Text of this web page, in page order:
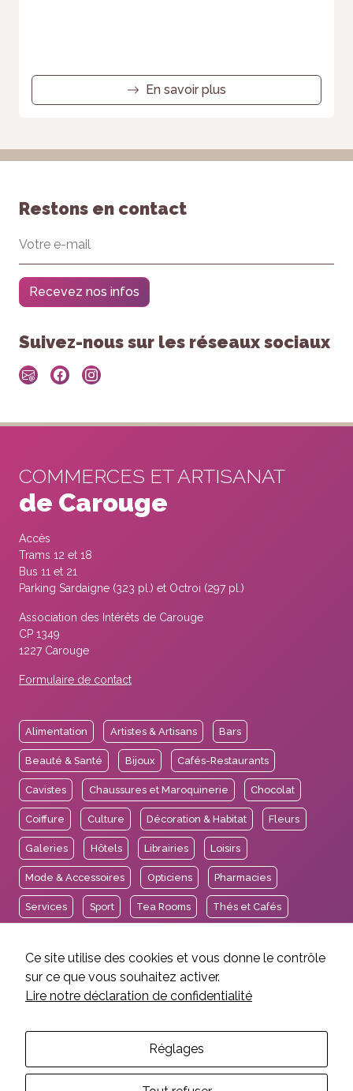
En savoir plus
Restons en contact
Recevez nos infos
Suivez-nous sur les réseaux sociaux
COMMERCES ET ARTISANAT
de Carouge
Accès
Trams 12 et 18
Bus 11 et 21
Parking Sardaigne (323 pl.) et Octroi (297 pl.)
Association des Intérêts de Carouge
CP 1349
1227 Carouge
Formulaire de contact
Alimentation Artistes & Artisans Bars
Beauté & Santé Bijoux Cafés-Restaurants
Cavistes Chaussures et Maroquinerie Chocolat
Coiffure Culture Décoration & Habitat Fleurs
Galeries Hôtels Librairies Loisirs
Mode & Accessoires Opticiens Pharmacies
Services Sport Tea Rooms Thés et Cafés
Mentions légales et crédits
Politique de confidentialité
Ce site utilise des cookies et vous donne le contrôle
sur ce que vous souhaitez activer.
Lire notre déclaration de confidentialité
Réglages